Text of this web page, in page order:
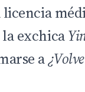
exchica
a